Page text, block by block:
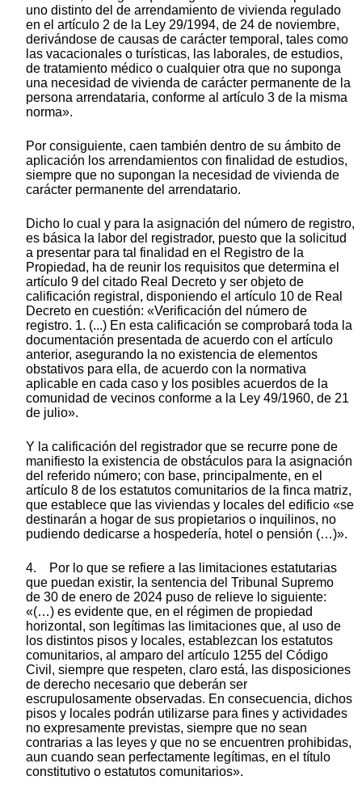
uno distinto del de arrendamiento de vivienda regulado
en el artículo 2 de la Ley 29/1994, de 24 de noviembre,
derivándose de causas de carácter temporal, tales como
las vacacionales o turísticas, las laborales, de estudios,
de tratamiento médico o cualquier otra que no suponga
una necesidad de vivienda de carácter permanente de la
persona arrendataria, conforme al artículo 3 de la misma
norma».
Por consiguiente, caen también dentro de su ámbito de
aplicación los arrendamientos con finalidad de estudios,
siempre que no supongan la necesidad de vivienda de
carácter permanente del arrendatario.
Dicho lo cual y para la asignación del número de registro,
es básica la labor del registrador, puesto que la solicitud
a presentar para tal finalidad en el Registro de la
Propiedad, ha de reunir los requisitos que determina el
artículo 9 del citado Real Decreto y ser objeto de
calificación registral, disponiendo el artículo 10 de Real
Decreto en cuestión: «Verificación del número de
registro. 1. (...) En esta calificación se comprobará toda la
documentación presentada de acuerdo con el artículo
anterior, asegurando la no existencia de elementos
obstativos para ella, de acuerdo con la normativa
aplicable en cada caso y los posibles acuerdos de la
comunidad de vecinos conforme a la Ley 49/1960, de 21
de julio».
Y la calificación del registrador que se recurre pone de
manifiesto la existencia de obstáculos para la asignación
del referido número; con base, principalmente, en el
artículo 8 de los estatutos comunitarios de la finca matriz,
que establece que las viviendas y locales del edificio «se
destinarán a hogar de sus propietarios o inquilinos, no
pudiendo dedicarse a hospedería, hotel o pensión (…)».
4. Por lo que se refiere a las limitaciones estatutarias
que puedan existir, la sentencia del Tribunal Supremo
de 30 de enero de 2024 puso de relieve lo siguiente:
«(…) es evidente que, en el régimen de propiedad
horizontal, son legítimas las limitaciones que, al uso de
los distintos pisos y locales, establezcan los estatutos
comunitarios, al amparo del artículo 1255 del Código
Civil, siempre que respeten, claro está, las disposiciones
de derecho necesario que deberán ser
escrupulosamente observadas. En consecuencia, dichos
pisos y locales podrán utilizarse para fines y actividades
no expresamente previstas, siempre que no sean
contrarias a las leyes y que no se encuentren prohibidas,
aun cuando sean perfectamente legítimas, en el título
constitutivo o estatutos comunitarios».